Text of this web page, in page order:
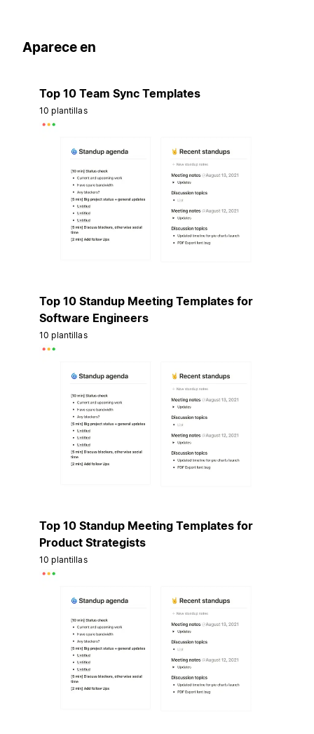
Aparece en
Top 10 Team Sync Templates
10 plantillas
Top 10 Standup Meeting Templates for
Software Engineers
10 plantillas
Top 10 Standup Meeting Templates for
Product Strategists
10 plantillas